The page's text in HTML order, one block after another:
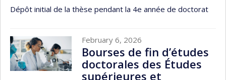
Dépôt initial de la thèse pendant la 4e année de doctorat
February 6, 2026
Bourses de fin d’études
doctorales des Études
supérieures et